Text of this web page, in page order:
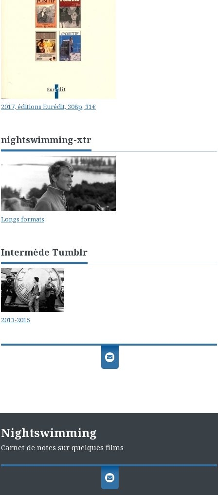
2017, éditions Eurédit, 308p, 31€
nightswimming-xtr
Longs formats
Intermède Tumblr
2013-2015
Nightswimming
Carnet de notes sur quelques films